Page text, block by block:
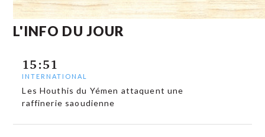
L'INFO DU JOUR
15:51
INTERNATIONAL
Les Houthis du Yémen attaquent une
raffinerie saoudienne